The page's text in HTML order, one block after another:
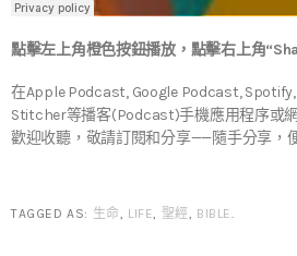
點擊左上角橙色按鈕播放，點擊右上角
在Apple Podcast, Google Podcast,
Stitcher等播客(Podcast)手機應用程序或網
歡迎收聽，敬請訂閱和分享——隨手分享，
TAGGED AS: 生命, LIFE, 聖經, BIBLE.